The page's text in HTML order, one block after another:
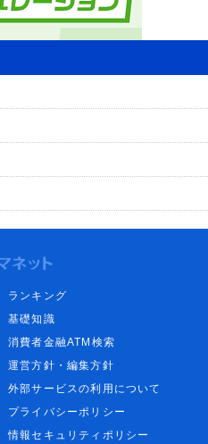
ランキング
基礎知識
消費者金融ATM検索
運営方針・編集方針
外部サービスの利用について
プライバシーポリシー
情報セキュリティポリシー